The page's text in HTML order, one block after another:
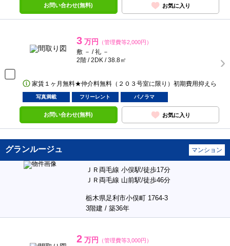
お問い合わせ(無料) お気に入り
3 万円 （管理費等2,000円）
敷 － / 礼 －
2階 / 2DK / 38.8㎡
家賃１ヶ月無料★仲介料無料（２０３号室に限り）初期費用抑えら
写真満載 フリーレント パノラマ
お問い合わせ(無料) お気に入り
グランルージュ マンション
ＪＲ両毛線 小俣駅/徒歩17分
ＪＲ両毛線 山前駅/徒歩46分
栃木県足利市小俣町 1764-3
3階建 / 築36年
2 万円 （管理費等3,000円）